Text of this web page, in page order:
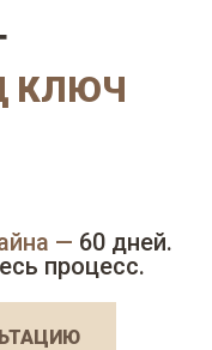
КЛЮЧ
— 60 дней.
процесс.